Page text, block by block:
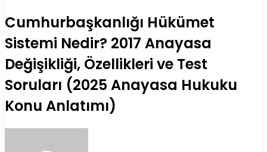
Cumhurbaşkanlığı Hükümet
Sistemi Nedir? 2017 Anayasa
Değişikliği, Özellikleri ve Test
Soruları (2025 Anayasa Hukuku
Konu Anlatımı)